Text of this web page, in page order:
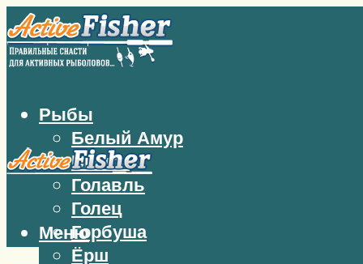
Рыбы
Белый Амур
Бычок
Голавль
Голец
Горбуша
Ёрш
Меню